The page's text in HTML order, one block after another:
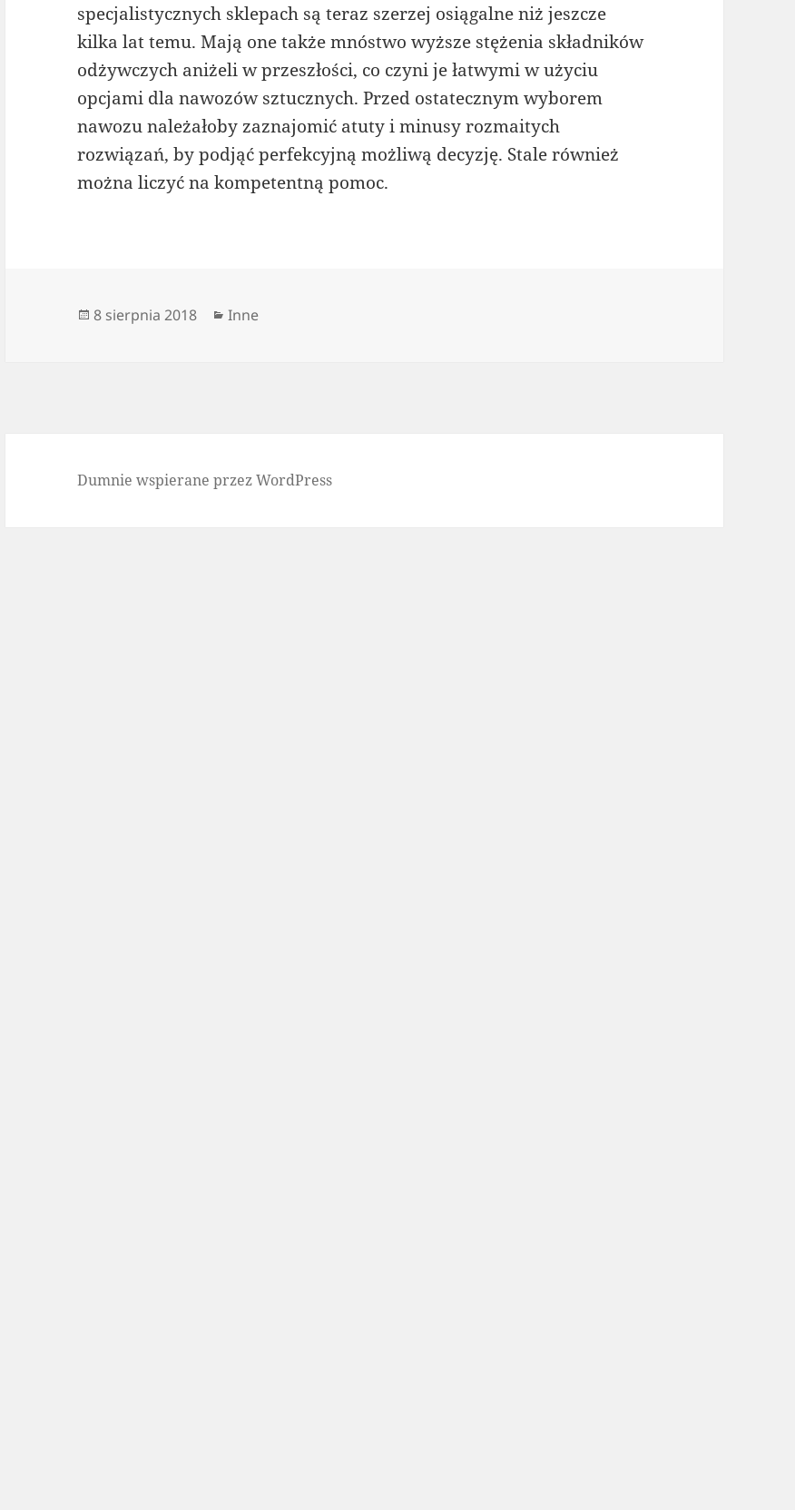
specjalistycznych sklepach są teraz szerzej osiągalne niż jeszcze
kilka lat temu. Mają one także mnóstwo wyższe stężenia składników
odżywczych aniżeli w przeszłości, co czyni je łatwymi w użyciu
opcjami dla nawozów sztucznych. Przed ostatecznym wyborem
nawozu należałoby zaznajomić atuty i minusy rozmaitych
rozwiązań, by podjąć perfekcyjną możliwą decyzję. Stale również
można liczyć na kompetentną pomoc.
Data
8 sierpnia 2018 Kategorie
Inne
Dumnie wspierane przez WordPress